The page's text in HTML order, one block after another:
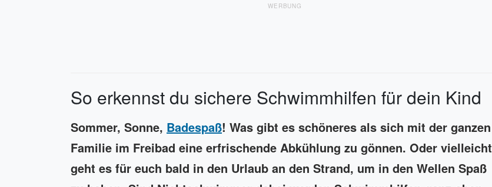
WERBUNG
So erkennst du sichere Schwimmhilfen für dein Kind
Sommer, Sonne, Badespaß! Was gibt es schöneres als sich mit der ganzen
Familie im Freibad eine erfrischende Abkühlung zu gönnen. Oder vielleicht
geht es für euch bald in den Urlaub an den Strand, um in den Wellen Spaß